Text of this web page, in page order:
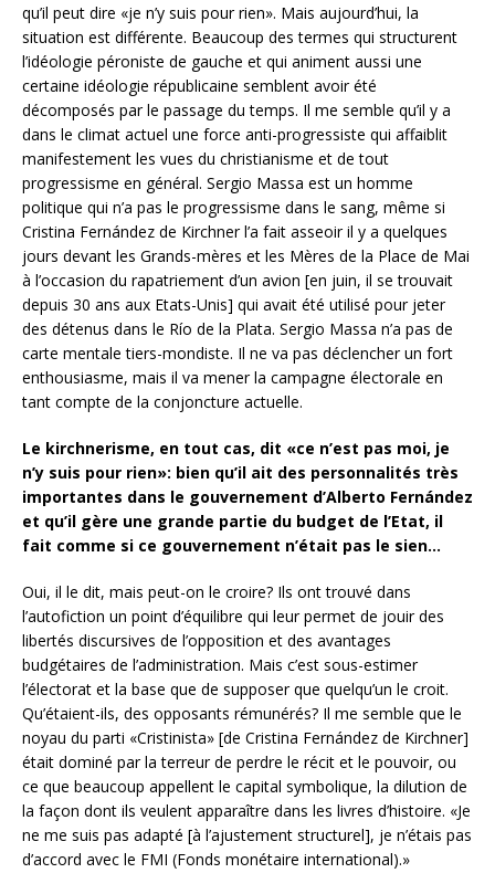
qu’il peut dire «je n’y suis pour rien». Mais aujourd’hui, la
situation est différente. Beaucoup des termes qui structurent
l’idéologie péroniste de gauche et qui animent aussi une
certaine idéologie républicaine semblent avoir été
décomposés par le passage du temps. Il me semble qu’il y a
dans le climat actuel une force anti-progressiste qui affaiblit
manifestement les vues du christianisme et de tout
progressisme en général. Sergio Massa est un homme
politique qui n’a pas le progressisme dans le sang, même si
Cristina Fernández de Kirchner l’a fait asseoir il y a quelques
jours devant les Grands-mères et les Mères de la Place de Mai
à l’occasion du rapatriement d’un avion [en juin, il se trouvait
depuis 30 ans aux Etats-Unis] qui avait été utilisé pour jeter
des détenus dans le Río de la Plata. Sergio Massa n’a pas de
carte mentale tiers-mondiste. Il ne va pas déclencher un fort
enthousiasme, mais il va mener la campagne électorale en
tant compte de la conjoncture actuelle.
Le kirchnerisme, en tout cas, dit «ce n’est pas moi, je
n’y suis pour rien»: bien qu’il ait des personnalités très
importantes dans le gouvernement d’Alberto Fernández
et qu’il gère une grande partie du budget de l’Etat, il
fait comme si ce gouvernement n’était pas le sien…
Oui, il le dit, mais peut-on le croire? Ils ont trouvé dans
l’autofiction un point d’équilibre qui leur permet de jouir des
libertés discursives de l’opposition et des avantages
budgétaires de l’administration. Mais c’est sous-estimer
l’électorat et la base que de supposer que quelqu’un le croit.
Qu’étaient-ils, des opposants rémunérés? Il me semble que le
noyau du parti «Cristinista» [de Cristina Fernández de Kirchner]
était dominé par la terreur de perdre le récit et le pouvoir, ou
ce que beaucoup appellent le capital symbolique, la dilution de
la façon dont ils veulent apparaître dans les livres d’histoire. «Je
ne me suis pas adapté [à l’ajustement structurel], je n’étais pas
d’accord avec le FMI (Fonds monétaire international).»